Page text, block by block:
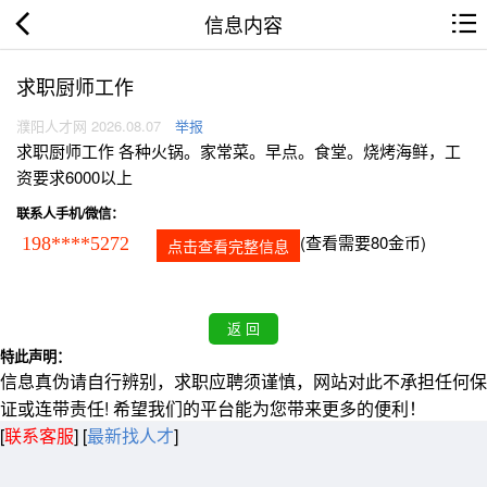
信息内容
求职厨师工作
濮阳人才网 2026.08.07 举报
求职厨师工作 各种火锅。家常菜。早点。食堂。烧烤海鲜，工
资要求6000以上
联系人手机/微信：
198****5272 点击查看完整信息 (查看需要80金币)
特此声明：
信息真伪请自行辨别，求职应聘须谨慎，网站对此不承担任何保
证或连带责任! 希望我们的平台能为您带来更多的便利！
[联系客服] [最新找人才]